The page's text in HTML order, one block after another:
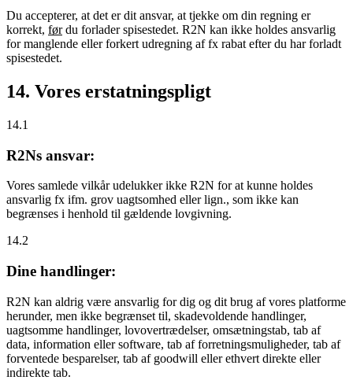
Du accepterer, at det er dit ansvar, at tjekke om din regning er
korrekt, førdu forlader spisestedet. R2N kan ikke holdes ansvarlig
for manglende eller forkert udregning af fx rabat efter du har forladt
spisestedet.
14. Vores erstatningspligt
14.1
R2Ns ansvar:
Vores samlede vilkår udelukker ikke R2N for at kunne holdes
ansvarlig fx ifm. grov uagtsomhed eller lign., som ikke kan
begrænses i henhold til gældende lovgivning.
14.2
Dine handlinger:
R2N kan aldrig være ansvarlig for dig og dit brug af vores platforme
herunder, men ikke begrænset til, skadevoldende handlinger,
uagtsomme handlinger, lovovertrædelser, omsætningstab, tab af
data, information eller software, tab af forretningsmuligheder, tab af
forventede besparelser, tab af goodwill eller ethvert direkte eller
indirekte tab.